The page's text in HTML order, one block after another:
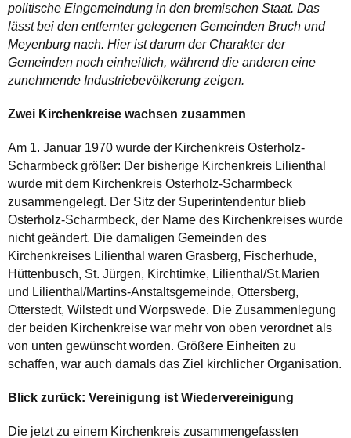
politische Eingemeindung in den bremischen Staat. Das
lässt bei den entfernter gelegenen Gemeinden Bruch und
Meyenburg nach. Hier ist darum der Charakter der
Gemeinden noch einheitlich, während die anderen eine
zunehmende Industriebevölkerung zeigen.
Zwei Kirchenkreise wachsen zusammen
Am 1. Januar 1970 wurde der Kirchenkreis Osterholz-
Scharmbeck größer: Der bisherige Kirchenkreis Lilienthal
wurde mit dem Kirchenkreis Osterholz-Scharmbeck
zusammengelegt. Der Sitz der Superintendentur blieb
Osterholz-Scharmbeck, der Name des Kirchenkreises wurde
nicht geändert. Die damaligen Gemeinden des
Kirchenkreises Lilienthal waren Grasberg, Fischerhude,
Hüttenbusch, St. Jürgen, Kirchtimke, Lilienthal/St.Marien
und Lilienthal/Martins-Anstaltsgemeinde, Ottersberg,
Otterstedt, Wilstedt und Worpswede. Die Zusammenlegung
der beiden Kirchenkreise war mehr von oben verordnet als
von unten gewünscht worden. Größere Einheiten zu
schaffen, war auch damals das Ziel kirchlicher Organisation.
Blick zurück: Vereinigung ist Wiedervereinigung
Die jetzt zu einem Kirchenkreis zusammengefassten